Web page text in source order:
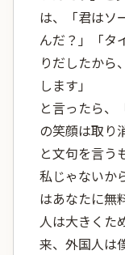
は、「君はソ
んだ？」「タ
りだしたから
します」
と言ったら、
の笑顔は取り
と文句を言う
私じゃないか
はあなたに無
人は大きくた
来、外国人は